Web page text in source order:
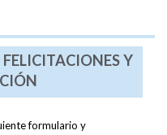
Y
formulario y